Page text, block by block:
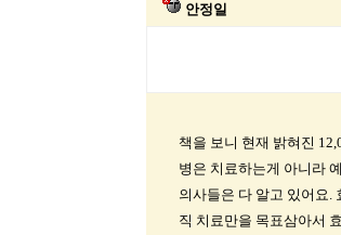
안정일
책을 보니 현재 밝혀진
병은 치료하는게 아니라
의사들은 다 알고 있어요.
직 치료만을 목표삼아서